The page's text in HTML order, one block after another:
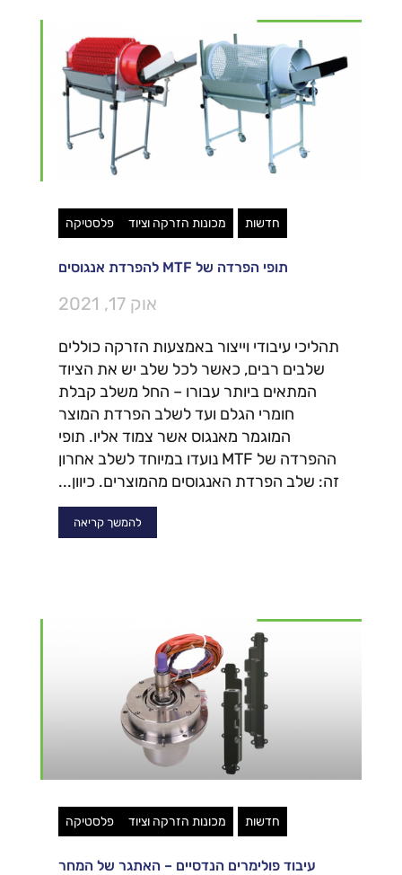
חדשות מכונות הזרקה וציוד פלסטיקה
תופי הפרדה של MTF להפרדת אנגוסים
אוק 17, 2021
תהליכי עיבודי וייצור באמצעות הזרקה כוללים
שלבים רבים, כאשר לכל שלב יש את הציוד
המתאים ביותר עבורו – החל משלב קבלת
חומרי הגלם ועד לשלב הפרדת המוצר
המוגמר מאנגוס אשר צמוד אליו. תופי
ההפרדה של MTF נועדו במיוחד לשלב אחרון
זה: שלב הפרדת האנגוסים מהמוצרים. כיוון...
להמשך קריאה
חדשות מכונות הזרקה וציוד פלסטיקה
עיבוד פולימרים הנדסיים – האתגר של המחר